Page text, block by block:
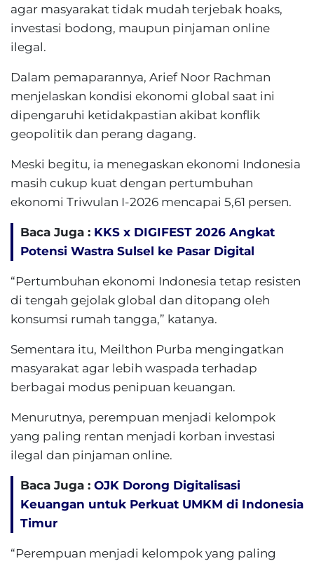
agar masyarakat tidak mudah terjebak hoaks,
investasi bodong, maupun pinjaman online
ilegal.
Dalam pemaparannya, Arief Noor Rachman
menjelaskan kondisi ekonomi global saat ini
dipengaruhi ketidakpastian akibat konflik
geopolitik dan perang dagang.
Meski begitu, ia menegaskan ekonomi Indonesia
masih cukup kuat dengan pertumbuhan
ekonomi Triwulan I-2026 mencapai 5,61 persen.
Baca Juga : KKS x DIGIFEST 2026 Angkat
Potensi Wastra Sulsel ke Pasar Digital
“Pertumbuhan ekonomi Indonesia tetap resisten
di tengah gejolak global dan ditopang oleh
konsumsi rumah tangga,” katanya.
Sementara itu, Meilthon Purba mengingatkan
masyarakat agar lebih waspada terhadap
berbagai modus penipuan keuangan.
Menurutnya, perempuan menjadi kelompok
yang paling rentan menjadi korban investasi
ilegal dan pinjaman online.
Baca Juga : OJK Dorong Digitalisasi
Keuangan untuk Perkuat UMKM di Indonesia
Timur
“Perempuan menjadi kelompok yang paling